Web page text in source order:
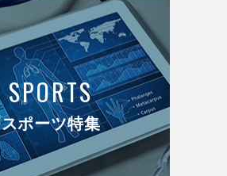
SPORTS
スポーツ特集